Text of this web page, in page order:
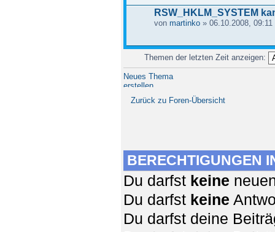
RSW_HKLM_SYSTEM
von martinko» 06.10.2008, 09:11
Themen der letzten Zeit anzeigen:
Neues Thema
erstellen
Zurück zu Foren-Übersicht
BERECHTIGUNGEN
Du darfst keine
Du darfst keine
Du darfst deine